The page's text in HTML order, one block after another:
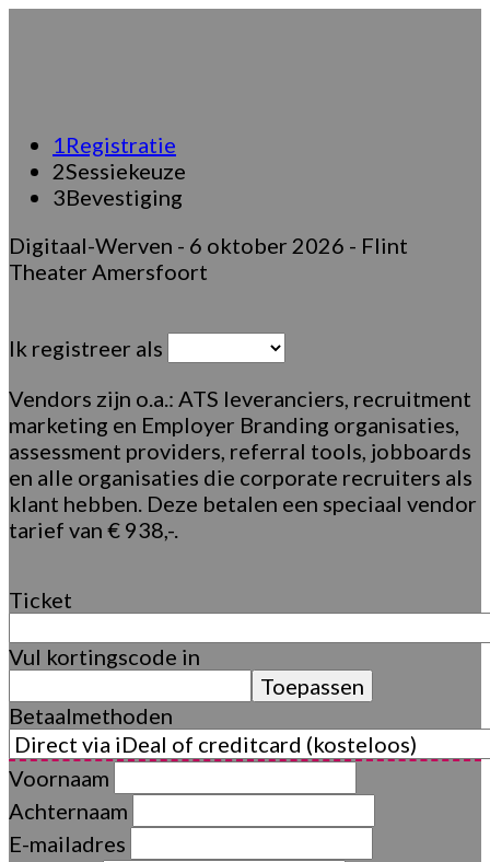
1Registratie
2Sessiekeuze
3Bevestiging
Digitaal-Werven - 6 oktober 2026 - Flint
Theater Amersfoort
Ik registreer als
Vendors zijn o.a.: ATS leveranciers, recruitment
marketing en Employer Branding organisaties,
assessment providers, referral tools, jobboards
en alle organisaties die corporate recruiters als
klant hebben. Deze betalen een speciaal vendor
tarief van € 938,-.
Ticket
Vul kortingscode in
Toepassen
Betaalmethoden
Voornaam
Achternaam
E-mailadres